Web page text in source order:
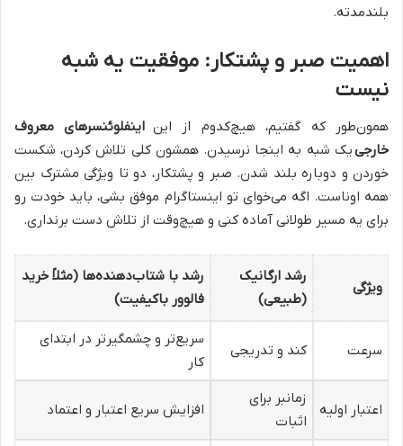
بلندمدته.
اهمیت صبر و پشتکار: موفقیت یه شبه
نیست
همون‌طور که گفتیم، هیچ‌کدوم از این اینفلوئنسرهای معروف
خارجییک شبه به اینجا نرسیدن. همشون کلی تلاش کردن، شکست
خوردن و دوباره بلند شدن. صبر و پشتکار، دو تا ویژگی مشترک بین
همه اوناست. اگه می‌خوای تو اینستاگرام موفق بشی، باید خودت رو
برای یه مسیر طولانی آماده کنی و هیچ‌وقت از تلاش دست برنداری.
ویژگی
رشد ارگانیک
(طبیعی)
رشد با شتاب‌دهنده‌ها (مثلاً خرید
فالوور باکیفیت)
سرعت کند و تدریجی
سریع‌تر و چشمگیرتر در ابتدای
کار
اعتبار اولیه
زمانبر برای
اثبات
افزایش سریع اعتبار و اعتماد